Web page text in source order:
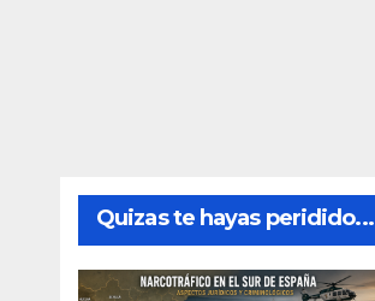
Quizas te hayas peridido...